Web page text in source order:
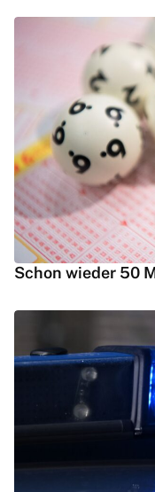
Schon wieder 50